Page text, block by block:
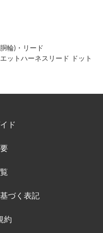
輪)・リード
ットハーネスリード ドット
ド
づく表記
約